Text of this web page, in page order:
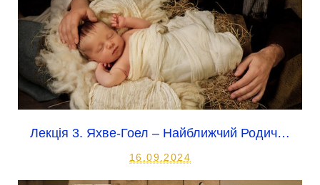
Лекція 3. Яхве-Гоел – Найближчий Родич…
16.09.2024